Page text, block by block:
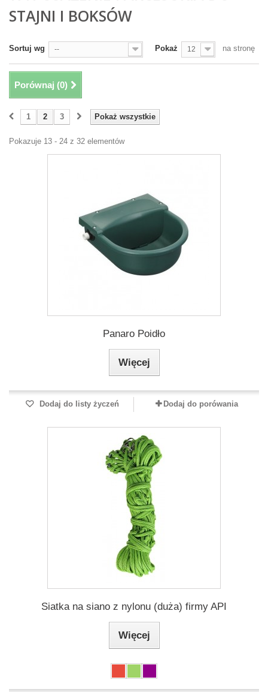
STAJNI I BOKSÓW
Sortuj wg -- Pokaż 12 na stronę
Porównaj (0)
Pokaż wszystkie
1 2 3
Pokazuje 13 - 24 z 32 elementów
Panaro Poidło
Więcej
Dodaj do listy życzeń Dodaj do porówania
Siatka na siano z nylonu (duża) firmy API
Więcej